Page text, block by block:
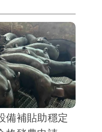
員張智倫服、新北
表蒞臨見證，共同
備補貼助穩定